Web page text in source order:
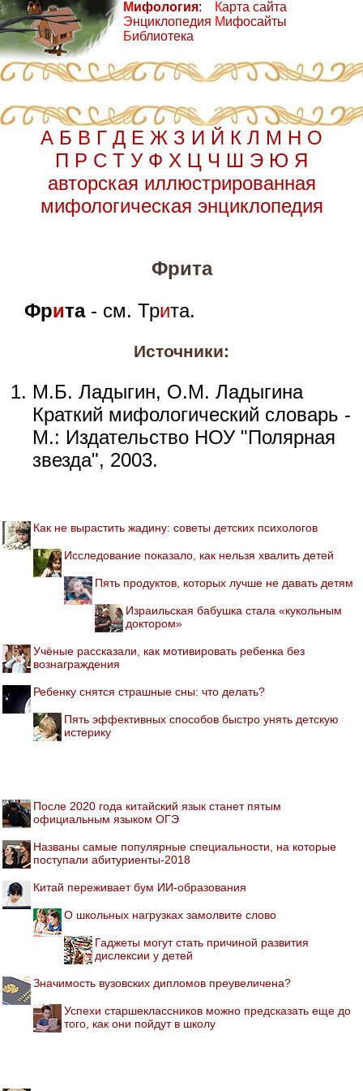
Мифология:
Энциклопедия
Библиотека
Карта сайта
Мифосайты
А Б В Г Д Е Ж З И Й К Л М Н О
П Р С Т У Ф Х Ц Ч Ш Э Ю Я
авторская иллюстрированная
мифологическая энциклопедия
Фрита
Фрита- см. Трита.
Источники:
М.Б. Ладыгин, О.М. Ладыгина
Краткий мифологический словарь -
М.: Издательство НОУ "Полярная
звезда", 2003.
Как не вырастить жадину: советы детских психологов
Исследование показало, как нельзя хвалить детей
Пять продуктов, которых лучше не давать детям
Израильская бабушка стала «кукольным
доктором»
Учёные рассказали, как мотивировать ребенка без
вознаграждения
Ребенку снятся страшные сны: что делать?
Пять эффективных способов быстро унять детскую
истерику
После 2020 года китайский язык станет пятым
официальным языком ОГЭ
Названы самые популярные специальности, на которые
поступали абитуриенты-2018
Китай переживает бум ИИ-образования
О школьных нагрузках замолвите слово
Гаджеты могут стать причиной развития
дислексии у детей
Значимость вузовских дипломов преувеличена?
Успехи старшеклассников можно предсказать еще до
того, как они пойдут в школу